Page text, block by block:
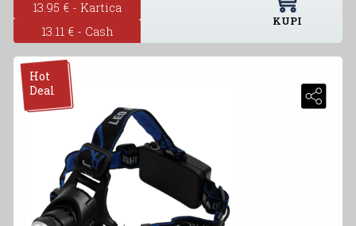
13.95 € - Kartica
13.11 € - Cash
KUPI
Hot
Deal